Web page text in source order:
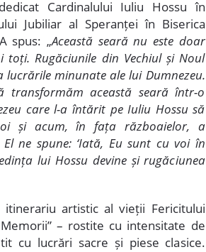
Cardinalului Iuliu Hossu în
Jubiliar al Speranței în Biserica
spus: „Această seară nu este doar
toți. Rugăciunile din Vechiul și Noul
lucrările minunate ale lui Dumnezeu.
transformăm această seară într-o
care l-a întărit pe Iuliu Hossu să
și acum, în fața războaielor, a
ne spune: ‘Iată, Eu sunt cu voi în
lui Hossu devine și rugăciunea
artistic al vieții Fericitului
– rostite cu intensitate de
cu lucrări sacre și piese clasice.